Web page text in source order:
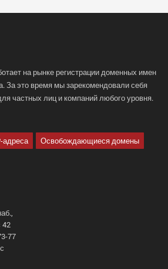
на рынке регистрации доменных имен
За это время мы зарекомендовали себя
частных лиц и компаний любого уровня.
адреса Освобождающиеся домены
42
77